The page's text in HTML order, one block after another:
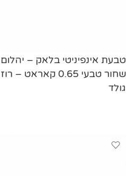
טבעת אינפיניטי בלאק – יהלום
שחור טבעי 0.65 קאראט – רוז
גולד